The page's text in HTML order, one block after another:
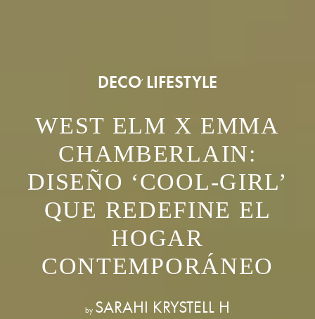
DECO, LIFESTYLE
WEST ELM X EMMA
CHAMBERLAIN:
DISEÑO ‘COOL-GIRL’
QUE REDEFINE EL
HOGAR
CONTEMPORÁNEO
by SARAHI KRYSTELL H